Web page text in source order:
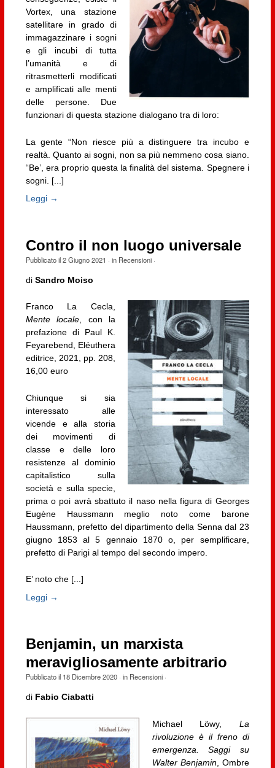
Vortex, una stazione
satellitare in grado di
immagazzinare i sogni
e gli incubi di tutta
l’umanità e di
ritrasmetterli modificati
e amplificati alle menti
delle persone. Due
funzionari di questa stazione dialogano tra di loro:
La gente “Non riesce più a distinguere tra incubo e
realtà. Quanto ai sogni, non sa più nemmeno cosa siano.
“Be’, era proprio questa la finalità del sistema. Spegnere i
sogni. [...]
Leggi →
Contro il non luogo universale
Pubblicato il2 Giugno 2021 · in Recensioni·
di Sandro Moiso
Franco La Cecla,
Mente locale, con la
prefazione di Paul K.
Feyarebend, Eléuthera
editrice, 2021, pp. 208,
16,00 euro
Chiunque si sia
interessato alle
vicende e alla storia
dei movimenti di
classe e delle loro
resistenze al dominio
capitalistico sulla
società e sulla specie,
prima o poi avrà sbattuto il naso nella figura di Georges
Eugène Haussmann meglio noto come barone
Haussmann, prefetto del dipartimento della Senna dal 23
giugno 1853 al 5 gennaio 1870 o, per semplificare,
prefetto di Parigi al tempo del secondo impero.
E’ noto che [...]
Leggi →
Benjamin, un marxista
meravigliosamente arbitrario
Pubblicato il 18 Dicembre 2020· in Recensioni·
diFabio Ciabatti
Michael Löwy, La
rivoluzione è il freno di
emergenza. Saggi su
Walter Benjamin, Ombre